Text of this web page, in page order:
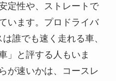
定性や、ストレートで
います。プロドライバ
誰でも速く走れる車、
」と評する人もいま
が速いかは、コースレ